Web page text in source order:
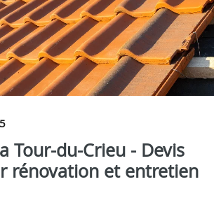
Tour-du-Crieu - Devis
rénovation et entretien